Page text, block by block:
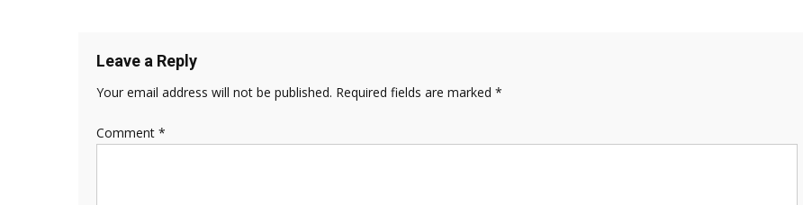
Leave a Reply
Your email address will not be published. Required fields are marked *
Comment *